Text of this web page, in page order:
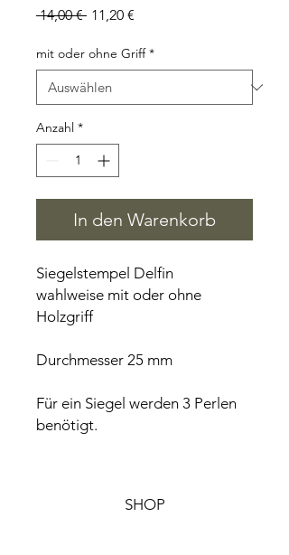
14,00 € Standardpreis
11,20 €
mit oder ohne Griff *
Anzahl *
In den Warenkorb
Siegelstempel Delfin
wahlweise mit oder ohne
Holzgriff
Durchmesser 25 mm
Für ein Siegel werden 3 Perlen
benötigt.
SHOP